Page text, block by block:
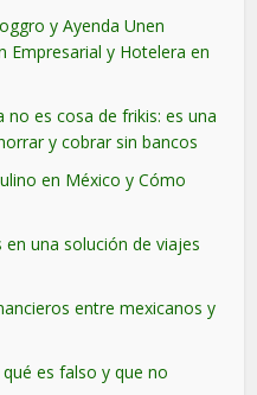
y Ayenda Unen
Empresarial y Hotelera en
no es cosa de frikis: es una
y cobrar sin bancos
en México y Cómo
en una solución de viajes
entre mexicanos y
es falso y que no